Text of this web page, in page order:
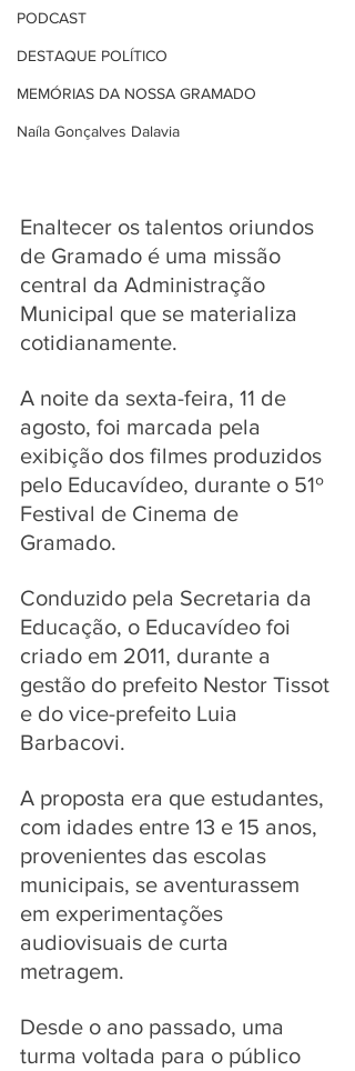
PODCAST
DESTAQUE POLÍTICO
MEMÓRIAS DA NOSSA GRAMADO
Naíla Gonçalves Dalavia
Enaltecer os talentos oriundos
de Gramado é uma missão
central da Administração
Municipal que se materializa
cotidianamente.
A noite da sexta-feira, 11 de
agosto, foi marcada pela
exibição dos filmes produzidos
pelo Educavídeo, durante o 51º
Festival de Cinema de
Gramado.
Conduzido pela Secretaria da
Educação, o Educavídeo foi
criado em 2011, durante a
gestão do prefeito Nestor Tissot
e do vice-prefeito Luia
Barbacovi.
A proposta era que estudantes,
com idades entre 13 e 15 anos,
provenientes das escolas
municipais, se aventurassem
em experimentações
audiovisuais de curta
metragem.
Desde o ano passado, uma
turma voltada para o público